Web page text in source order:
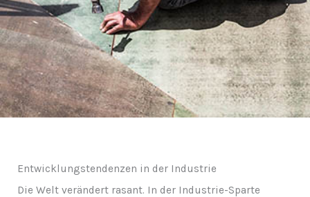
Entwicklungstendenzen in der Industrie
Die Welt verändert rasant. In der Industrie-Sparte